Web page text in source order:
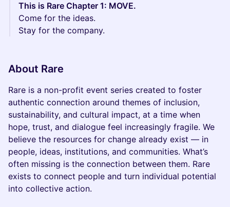
This is Rare Chapter 1: MOVE.
Come for the ideas.
Stay for the company.
About Rare
Rare is a non-profit event series created to foster
authentic connection around themes of inclusion,
sustainability, and cultural impact, at a time when
hope, trust, and dialogue feel increasingly fragile. We
believe the resources for change already exist — in
people, ideas, institutions, and communities. What’s
often missing is the connection between them. Rare
exists to connect people and turn individual potential
into collective action.